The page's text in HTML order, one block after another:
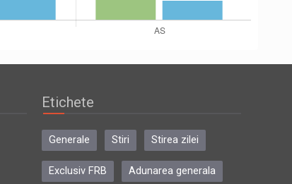
Etichete
Generale Stiri Stirea zilei
Exclusiv FRB Adunarea generala